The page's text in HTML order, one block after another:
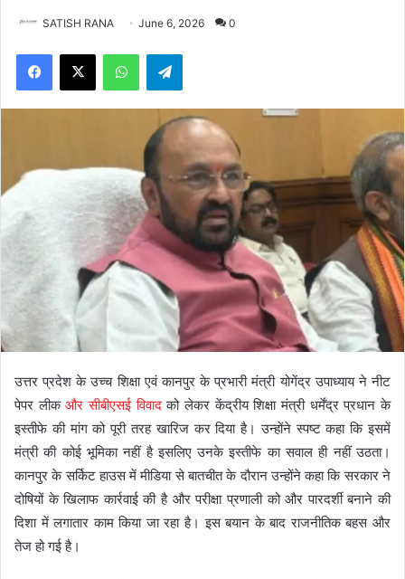
SATISH RANA June 6, 2026 0
Facebook
X WhatsAppTelegram
उत्तर प्रदेश के उच्च शिक्षा एवं कानपुर के प्रभारी मंत्रीयोगेंद्र उपाध्यायने नीट
पेपर लीकऔर सीबीएसई विवादको लेकर केंद्रीय शिक्षा मंत्री धर्मेंद्र प्रधान के
इस्तीफे की मांग को पूरी तरह खारिज कर दिया है। उन्होंने स्पष्ट कहा कि इसमें
मंत्री की कोई भूमिका नहीं है इसलिए उनके इस्तीफे का सवाल ही नहीं उठता।
कानपुर के सर्किट हाउस में मीडिया से बातचीत के दौरान उन्होंने कहा कि सरकार ने
दोषियों के खिलाफ कार्रवाई की है और परीक्षा प्रणाली को और पारदर्शी बनाने की
दिशा में लगातार काम किया जा रहा है। इस बयान के बाद राजनीतिक बहस और
तेज हो गई है।